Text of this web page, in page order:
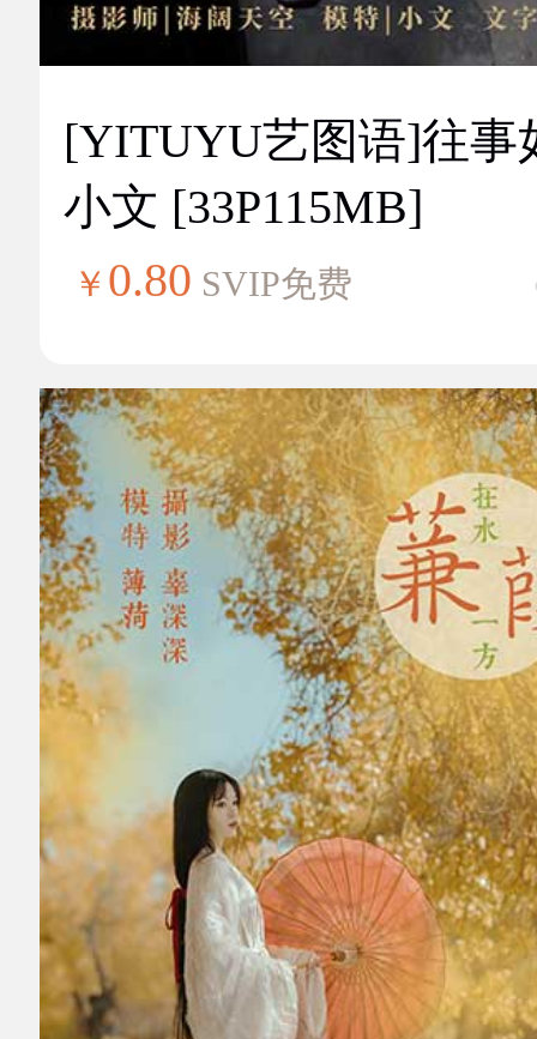
[YITUYU艺图语]往事
小文 [33P115MB]
￥ 0.80 SVIP免费